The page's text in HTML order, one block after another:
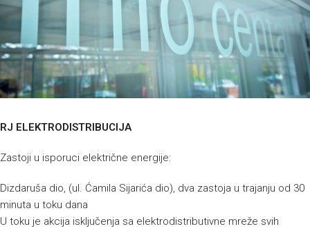
RJ ELEKTRODISTRIBUCIJA
Zastoji u isporuci električne energije:
Dizdaruša dio, (ul. Ćamila Sijarića dio), dva zastoja u trajanju od 30
minuta u toku dana
U toku je akcija isključenja sa elektrodistributivne mreže svih